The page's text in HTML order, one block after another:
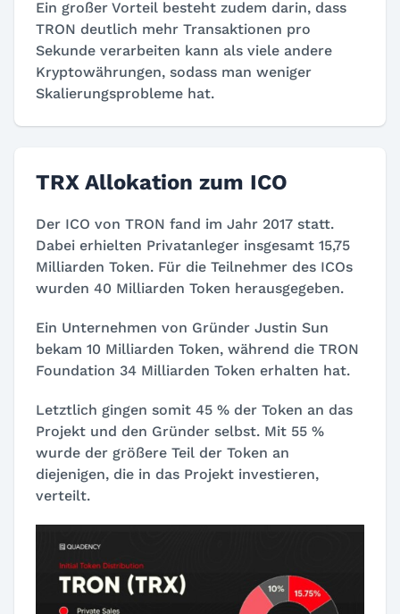
Ein großer Vorteil besteht zudem darin, dass
TRON deutlich mehr Transaktionen pro
Sekunde verarbeiten kann als viele andere
Kryptowährungen, sodass man weniger
Skalierungsprobleme hat.
TRX Allokation zum ICO
Der ICO von TRON fand im Jahr 2017 statt.
Dabei erhielten Privatanleger insgesamt 15,75
Milliarden Token. Für die Teilnehmer des ICOs
wurden 40 Milliarden Token herausgegeben.
Ein Unternehmen von Gründer Justin Sun
bekam 10 Milliarden Token, während die TRON
Foundation 34 Milliarden Token erhalten hat.
Letztlich gingen somit 45 % der Token an das
Projekt und den Gründer selbst. Mit 55 %
wurde der größere Teil der Token an
diejenigen, die in das Projekt investieren,
verteilt.